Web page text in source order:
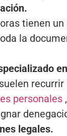
tienen
la
personales
legales.